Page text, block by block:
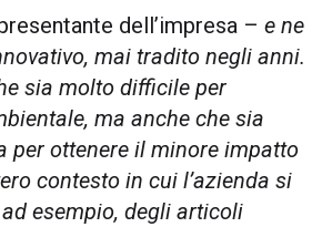
dell’impresa – e ne
mai tradito negli anni.
sia molto difficile per
ma anche che sia
per ottenere il minore impatto
contesto in cui l’azienda si
esempio, degli articoli